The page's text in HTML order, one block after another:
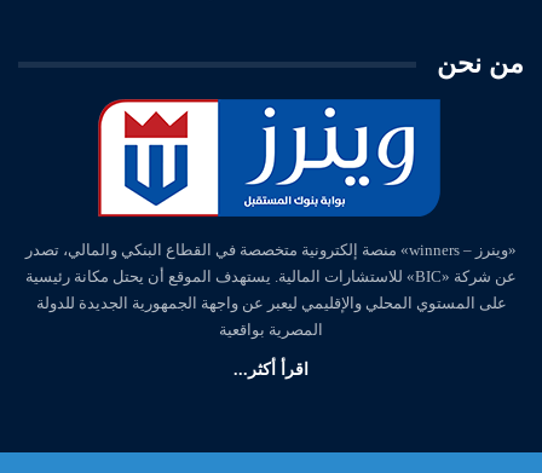
من نحن
«وينرز – winners» منصة إلكترونية متخصصة في القطاع البنكي والمالي، تصدر
عن شركة «BIC» للاستشارات المالية. يستهدف الموقع أن يحتل مكانة رئيسية
على المستوي المحلي والإقليمي ليعبر عن واجهة الجمهورية الجديدة للدولة
المصرية بواقعية
اقرأ أكثر...